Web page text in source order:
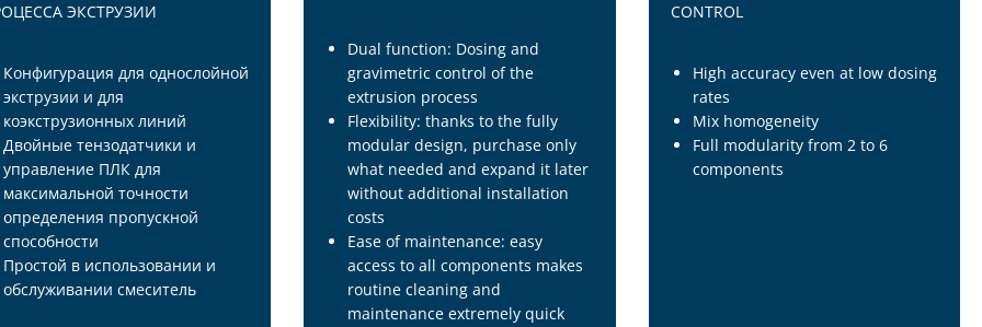
E
СМЕСИТЕЛИ
ЭКСТРУЗИИ
Конфигурация для однослойной
экструзии и для
коэкструзионных линий
Двойные тензодатчики и
управление ПЛК для
максимальной точности
определения пропускной
способности
Простой в использовании и
обслуживании смеситель
GRADO ADROIT
GRAVIMETRIC BATCH BLENDER AND
EXTRUSION CONTROL
Dual function: Dosing and
gravimetric control of the
extrusion process
Flexibility: thanks to the fully
modular design, purchase only
what needed and expand it later
without additional installation
costs
Ease of maintenance: easy
access to all components makes
routine cleaning and
maintenance extremely quick
CONTROL
High accuracy even at low dosing
rates
Mix homogeneity
Full modularity from 2 to 6
components